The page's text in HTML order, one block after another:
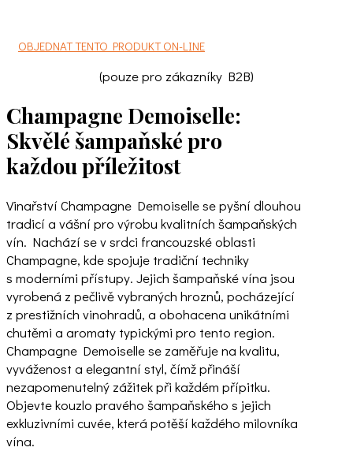
OBJEDNAT TENTO PRODUKT ON-LINE
(pouze pro zákazníky B2B)
Champagne Demoiselle:
Skvělé šampaňské pro
každou příležitost
Vinařství Champagne Demoiselle se pyšní dlouhou
tradicí a vášní pro výrobu kvalitních šampaňských
vín. Nachází se v srdci francouzské oblasti
Champagne, kde spojuje tradiční techniky
s moderními přístupy. Jejich šampaňské vína jsou
vyrobená z pečlivě vybraných hroznů, pocházející
z prestižních vinohradů, a obohacena unikátními
chutěmi a aromaty typickými pro tento region.
Champagne Demoiselle se zaměřuje na kvalitu,
vyváženost a elegantní styl, čímž přináší
nezapomenutelný zážitek při každém přípitku.
Objevte kouzlo pravého šampaňského s jejich
exkluzivními cuvée, která potěší každého milovníka
vína.